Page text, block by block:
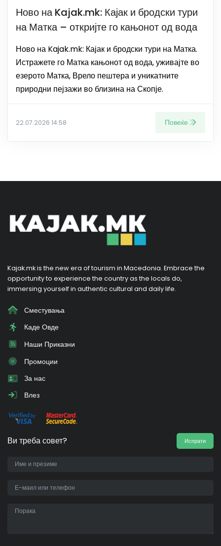
Ново на Kajak.mk: Кајак и бродски тури
на Матка – откријте го кањонот од вода
Ново на Kajak.mk: Кајак и бродски тури на Матка.
Истражете го Матка кањонот од вода, уживајте во
езерото Матка, Врело пештера и уникатните
природни пејзажи во близина на Скопје.
22.07.2026 14:58 Повеќе
Kajak.mk is the new era of tourism in Macedonia. Embrace the
opportunity to experience the country as the locals do,
immersing yourself in authentic cultural and daily life.
Сместувања
Каде Овде
Наши Приказни
Промоции
За нас
Влез
Ви треба совет? Испрати